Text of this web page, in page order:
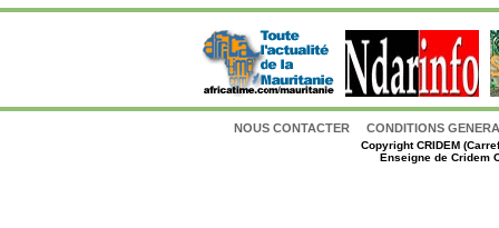
NOUS CONTACTER CONDITIONS
CopyrightCRIDEM
Enseigne de Cridem